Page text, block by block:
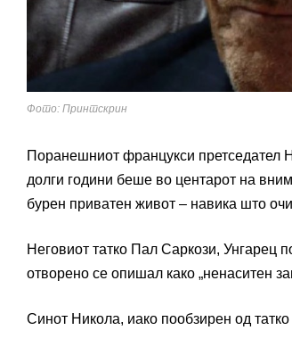
Фото: Принтскрин
Поранешниот францукси претседател
долги години беше во центарот на
бурен приватен живот – навика што
Неговиот татко Пал Саркози, Унгарец
отворено се опишал како „ненаситен
Синот Никола, иако пообзирен од